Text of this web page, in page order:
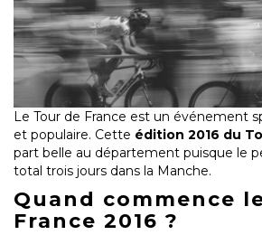
Le Tour de France est un événement
et populaire. Cette édition 2016 du
part belle au département puisque le
total trois jours dans la Manche.
Quand commence
France 2016 ?